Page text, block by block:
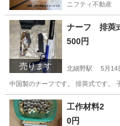
ニフティ不動産
売ります
ナーフ 排莢
500円
北細野駅 5月14
中国製のナーフです。 排莢式です。
長野 北安曇郡 北細野駅
工作材料2
0円